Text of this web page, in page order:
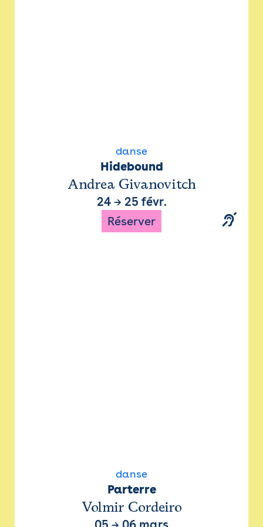
danse
Hidebound
Andrea Givanovitch
24→ 25 févr.
Réserver
danse
Parterre
Volmir Cordeiro